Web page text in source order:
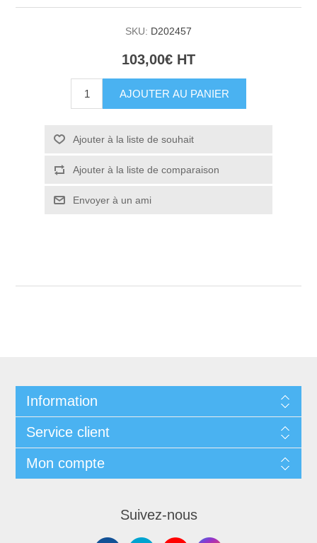
SKU: D202457
103,00€ HT
AJOUTER AU PANIER
Ajouter à la liste de souhait
Ajouter à la liste de comparaison
Envoyer à un ami
Information
Service client
Mon compte
Suivez-nous